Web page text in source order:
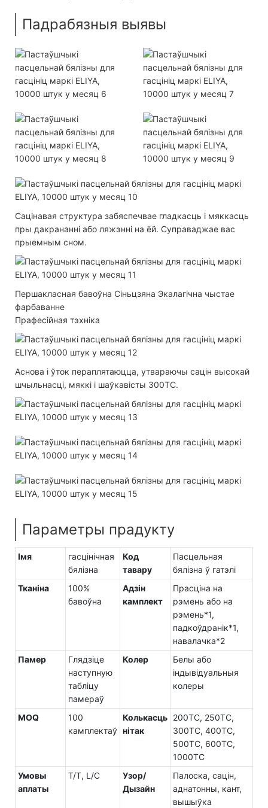
Падрабязныя выявы
Сацінавая структура забяспечвае гладкасць і мяккасць
пры дакрананні або ляжэнні на ёй. Суправаджае вас
прыемным сном.
Першакласная бавоўна Сіньцзяна Экалагічна чыстае
фарбаванне
Прафесійная тэхніка
Аснова і ўток пераплятаюцца, утвараючы сацін высокай
шчыльнасці, мяккі і шаўкавісты 300TC.
Параметры прадукту
Імя
гасцінічная
бялізна
Код
тавару
Пасцельная
бялізна ў гатэлі
Тканіна
100%
бавоўна
Адзін
камплект
Прасціна на
рэмень або на
рэмень*1,
падкоўдранік*1,
навалачка*2
Памер
Глядзіце
наступную
табліцу
памераў
Колер
Белы або
індывідуальныя
колеры
MOQ
100
камплектаў
Колькасць
нітак
200TC, 250TC,
300TC, 400TC,
500TC, 600TC,
1000TC
Умовы
аплаты
T/T, L/C
Узор/
Дызайн
Палоска, сацін,
аднатонны, кант,
вышыўка